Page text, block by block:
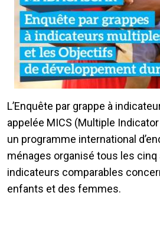
L’Enquête par grappe à
appelée MICS (Multiple
un programme international
ménages organisé tous les cinq
indicateurs comparables
enfants et des femmes.